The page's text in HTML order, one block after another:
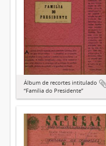
Álbum de recortes intitulado
“Família do Presidente”